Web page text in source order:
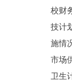
校财
技计
施情
市场
卫生